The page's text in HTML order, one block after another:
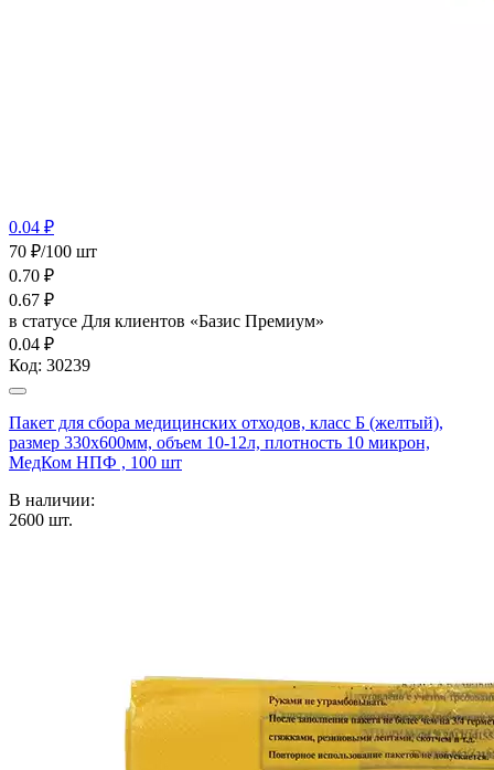
0.04 ₽
70 ₽/100 шт
0.70 ₽
0.67 ₽
в статусе Для клиентов «Базис Премиум»
0.04 ₽
Код: 30239
Пакет для сбора медицинских отходов, класс Б (желтый),
размер 330х600мм, объем 10-12л, плотность 10 микрон,
МедКом НПФ , 100 шт
В наличии:
2600 шт.